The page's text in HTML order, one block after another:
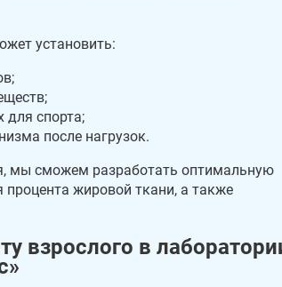
установить:
для спорта;
после нагрузок.
мы сможем разработать оптимальную
жировой ткани, а также
взрослого в